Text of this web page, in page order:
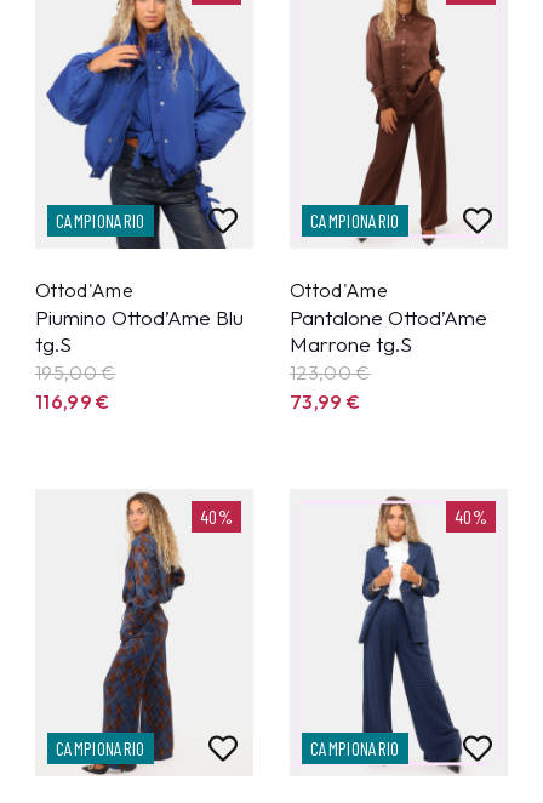
CAMPIONARIO
Ottod'Ame
Piumino Ottod’Ame Blu
tg.S
195,00 €
116,99€
CAMPIONARIO
Ottod'Ame
Pantalone Ottod’Ame
Marrone tg.S
123,00 €
73,99€
40%
CAMPIONARIO
40%
CAMPIONARIO